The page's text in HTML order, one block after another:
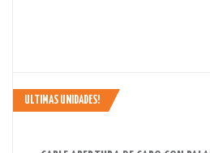
ULTIMAS UNIDADES!